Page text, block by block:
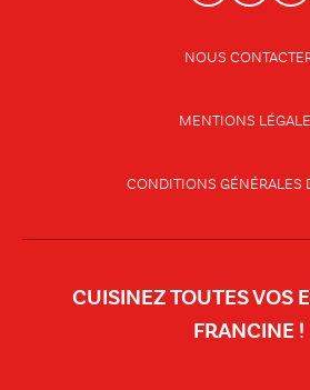
NOUS
MENTIONS
CONDITIONS GÉNÉRALES
CUISINEZ TOUTES VOS
FRANCINE !